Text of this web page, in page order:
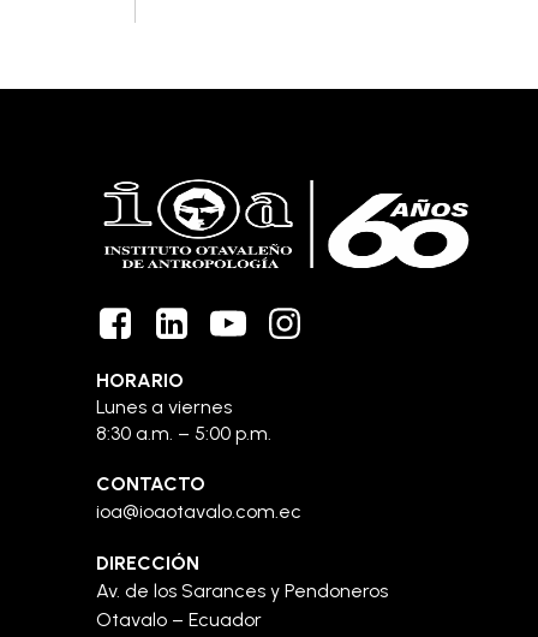
HORARIO
Lunes a viernes
8:30 a.m. – 5:00 p.m.
CONTACTO
ioa@ioaotavalo.com.ec
DIRECCIÓN
Av. de los Sarances y Pendoneros
Otavalo – Ecuador